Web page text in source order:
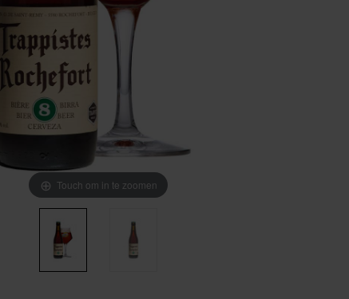
Touch om in te zoomen